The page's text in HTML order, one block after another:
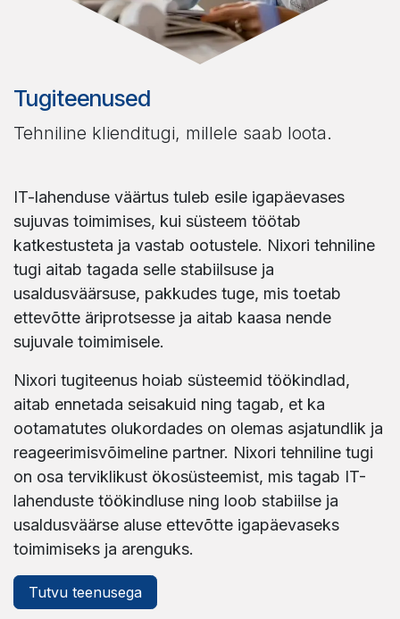
Tugiteenused
Tehniline klienditugi, millele saab loota.
IT-lahenduse väärtus tuleb esile igapäevases
sujuvas toimimises, kui süsteem töötab
katkestusteta ja vastab ootustele. Nixori tehniline
tugi aitab tagada selle stabiilsuse ja
usaldusväärsuse, pakkudes tuge, mis toetab
ettevõtte äriprotsesse ja aitab kaasa nende
sujuvale toimimisele.
Nixori tugiteenus hoiab süsteemid töökindlad,
aitab ennetada seisakuid ning tagab, et ka
ootamatutes olukordades on olemas asjatundlik ja
reageerimisvõimeline partner. Nixori tehniline tugi
on osa terviklikust ökosüsteemist, mis tagab IT-
lahenduste töökindluse ning loob stabiilse ja
usaldusväärse aluse ettevõtte igapäevaseks
toimimiseks ja arenguks.
Tutvu teenusega